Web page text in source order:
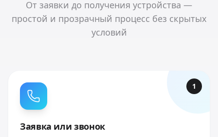
От заявки до получения устройства —
простой и прозрачный процесс без скрытых
условий
1
Заявка или звонок